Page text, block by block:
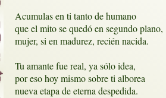
Acumulas en ti tanto de humano
que el mito se quedó en segundo
mujer, si en madurez, recién nacida.
Tu amante fue real, ya sólo idea,
por eso hoy mismo sobre ti alborea
nueva etapa de eterna despedida.